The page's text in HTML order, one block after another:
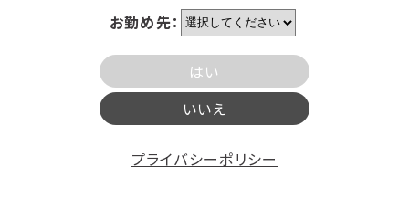
お勤め先：
はい
いいえ
プライバシーポリシー